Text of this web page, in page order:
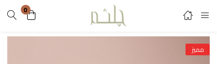
0
Enter your username and password to login.
مميز